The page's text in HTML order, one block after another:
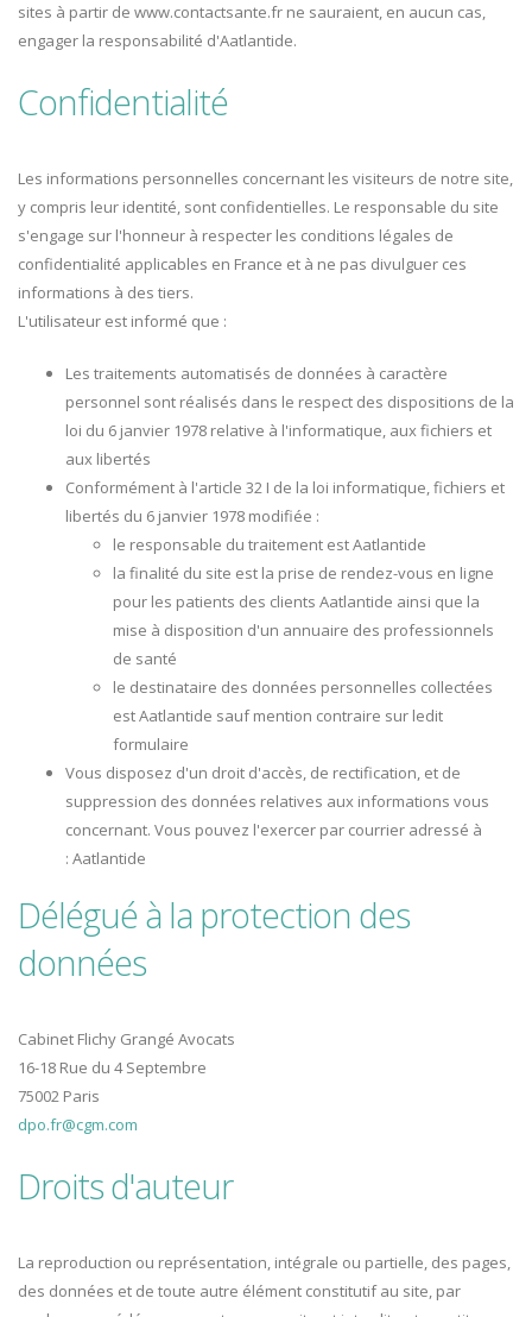
sites à partir de www.contactsante.fr ne sauraient, en aucun cas,
engager la responsabilité d'Aatlantide.
Confidentialité
Les informations personnelles concernant les visiteurs de notre site,
y compris leur identité, sont confidentielles. Le responsable du site
s'engage sur l'honneur à respecter les conditions légales de
confidentialité applicables en France et à ne pas divulguer ces
informations à des tiers.
L'utilisateur est informé que :
Les traitements automatisés de données à caractère
personnel sont réalisés dans le respect des dispositions de la
loi du 6 janvier 1978 relative à l'informatique, aux fichiers et
aux libertés
Conformément à l'article 32 I de la loi informatique, fichiers et
libertés du 6 janvier 1978 modifiée :
le responsable du traitement est Aatlantide
la finalité du site est la prise de rendez-vous en ligne
pour les patients des clients Aatlantide ainsi que la
mise à disposition d'un annuaire des professionnels
de santé
le destinataire des données personnelles collectées
est Aatlantide sauf mention contraire sur ledit
formulaire
Vous disposez d'un droit d'accès, de rectification, et de
suppression des données relatives aux informations vous
concernant. Vous pouvez l'exercer par courrier adressé à
: Aatlantide
Délégué à la protection des
données
Cabinet Flichy Grangé Avocats
16-18 Rue du 4 Septembre
75002 Paris
dpo.fr@cgm.com
Droits d'auteur
La reproduction ou représentation, intégrale ou partielle, des pages,
des données et de toute autre élément constitutif au site, par